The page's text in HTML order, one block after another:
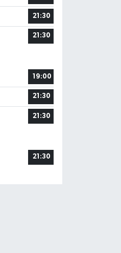
21:30
21:30
19:00
21:30
21:30
21:30